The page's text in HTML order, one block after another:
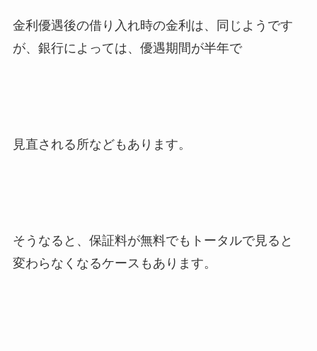
金利優遇後の借り入れ時の金利は、同じようです
が、銀行によっては、優遇期間が半年で
見直される所などもあります。
そうなると、保証料が無料でもトータルで見ると
変わらなくなるケースもあります。